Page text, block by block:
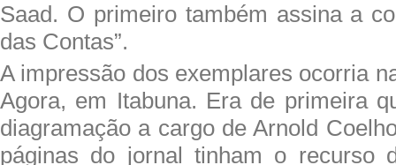
Saad. O primeiro também assina a
das Contas”.
A impressão dos exemplares ocorria
Agora, em Itabuna. Era de primeira
diagramação a cargo de Arnold
páginas do jornal tinham o recurso